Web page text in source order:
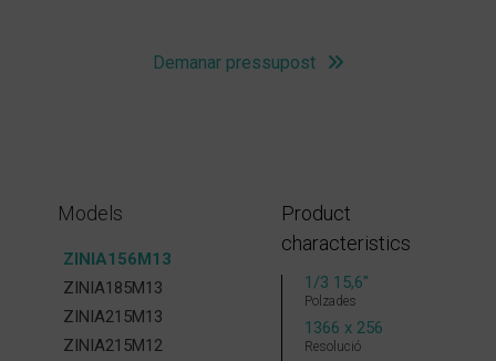
Demanar pressupost
Models
ZINIA156M13
ZINIA185M13
ZINIA215M13
ZINIA215M12
Product
characteristics
1/3 15,6″
Polzades
1366 x 256
Resolució